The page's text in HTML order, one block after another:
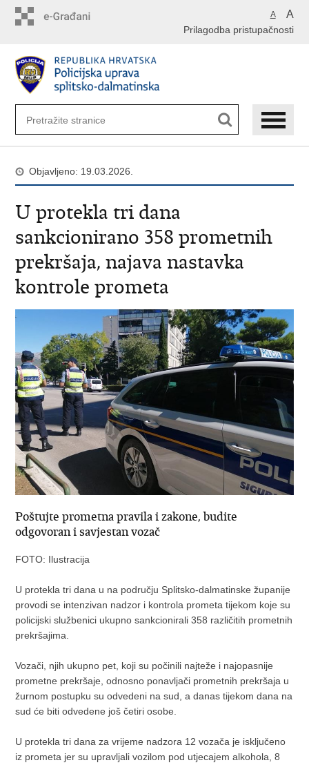
A A
Prilagodba pristupačnosti
Objavljeno: 19.03.2026.
U protekla tri dana
sankcionirano 358 prometnih
prekršaja, najava nastavka
kontrole prometa
Poštujte prometna pravila i zakone, budite
odgovoran i savjestan vozač
FOTO: Ilustracija
U protekla tri dana u na području Splitsko-dalmatinske županije
provodi se intenzivan nadzor i kontrola prometa tijekom koje su
policijski službenici ukupno sankcionirali 358 različitih prometnih
prekršajima.
Vozači, njih ukupno pet, koji su počinili najteže i najopasnije
prometne prekršaje, odnosno ponavljači prometnih prekršaja u
žurnom postupku su odvedeni na sud, a danas tijekom dana na
sud će biti odvedene još četiri osobe.
U protekla tri dana za vrijeme nadzora 12 vozača je isključeno
iz prometa jer su upravljali vozilom pod utjecajem alkohola, 8